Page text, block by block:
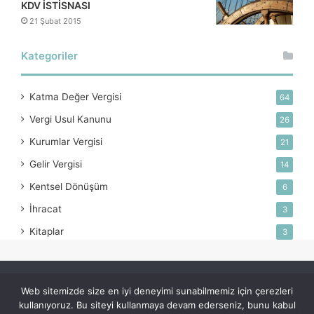
KDV İSTİSNASI
21 Şubat 2015
Kategoriler
Katma Değer Vergisi 64
Vergi Usul Kanunu 26
Kurumlar Vergisi 21
Gelir Vergisi 14
Kentsel Dönüşüm 6
İhracat 3
Kitaplar 3
© Telif Hakkı 2026, Tüm Hakları Saklıdır
Ana Sayfa
Kurumsal Hizmetler İletişim
Web sitemizde size en iyi deneyimi sunabilmemiz için çerezleri
kullanıyoruz. Bu siteyi kullanmaya devam ederseniz, bunu kabul